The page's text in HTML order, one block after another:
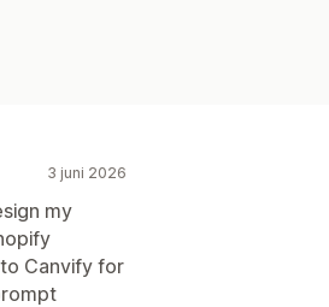
3 juni 2026
my
Canvify for